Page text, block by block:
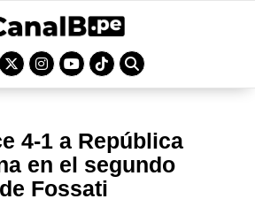
4-1 a República
en el segundo
Fossati